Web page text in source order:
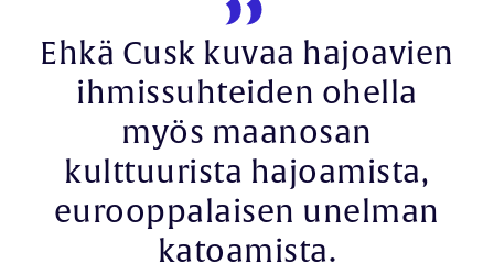
Ehkä Cusk kuvaa hajoavien
ihmissuhteiden ohella
myös maanosan
kulttuurista hajoamista,
eurooppalaisen unelman
katoamista.